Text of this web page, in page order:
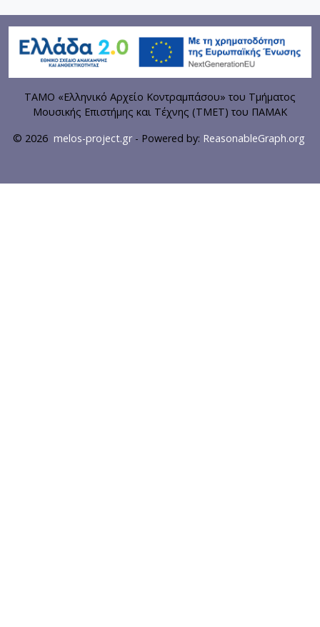
ΤΑΜΟ «Ελληνικό Αρχείο Κοντραμπάσου» του Τμήματος
Μουσικής Επιστήμης και Τέχνης (ΤΜΕΤ) του ΠΑΜΑΚ
© 2026 melos-project.gr- Powered by: ReasonableGraph.org